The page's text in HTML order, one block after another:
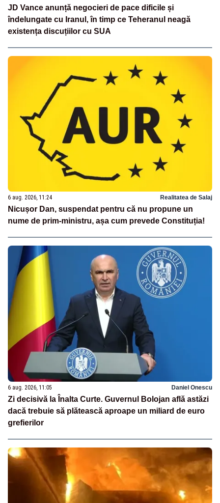
JD Vance anunță negocieri de pace dificile și
îndelungate cu Iranul, în timp ce Teheranul neagă
existența discuțiilor cu SUA
6 aug. 2026, 11:24 Realitatea de Salaj
Nicușor Dan, suspendat pentru că nu propune un
nume de prim-ministru, așa cum prevede Constituția!
6 aug. 2026, 11:05 Daniel Onescu
Zi decisivă la Înalta Curte. Guvernul Bolojan află astăzi
dacă trebuie să plătească aproape un miliard de euro
grefierilor